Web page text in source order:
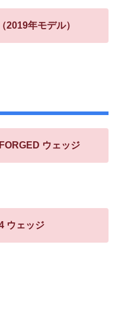
2019年モデル）
ウェッジ
ウェッジ